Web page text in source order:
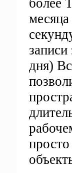
более
записи
дня)